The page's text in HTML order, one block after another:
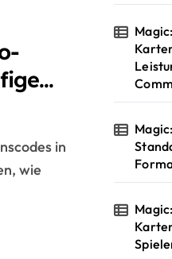
wie